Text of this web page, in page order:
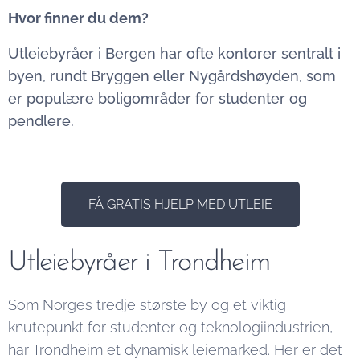
Hvor finner du dem?
Utleiebyråer i Bergen har ofte kontorer sentralt i
byen, rundt Bryggen eller Nygårdshøyden, som
er populære boligområder for studenter og
pendlere.
FÅ GRATIS HJELP MED UTLEIE
Utleiebyråer i Trondheim
Som Norges tredje største by og et viktig
knutepunkt for studenter og teknologiindustrien,
har Trondheim et dynamisk leiemarked. Her er det